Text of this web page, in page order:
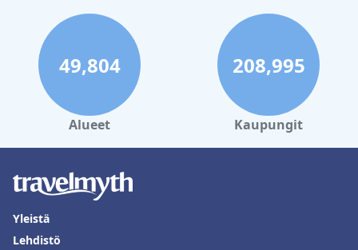
49,804
Alueet
208,995
Kaupungit
Yleistä
Lehdistö